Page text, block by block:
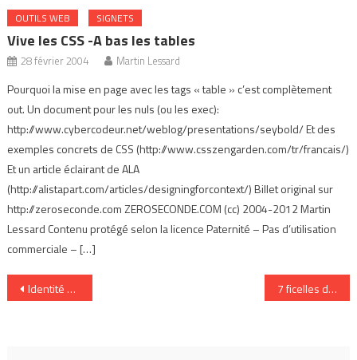
OUTILS WEB SIGNETS
Vive les CSS -A bas les tables
28 février 2004 Martin Lessard
Pourquoi la mise en page avec les tags « table » c’est complètement
out. Un document pour les nuls (ou les exec):
http://www.cybercodeur.net/weblog/presentations/seybold/ Et des
exemples concrets de CSS (http://www.csszengarden.com/tr/francais/)
Et un article éclairant de ALA
(http://alistapart.com/articles/designingforcontext/) Billet original sur
http://zeroseconde.com ZEROSECONDE.COM (cc) 2004-2012 Martin
Lessard Contenu protégé selon la licence Paternité – Pas d’utilisation
commerciale – […]
Navigation
Identité et commentaire 7 ficelles du métier